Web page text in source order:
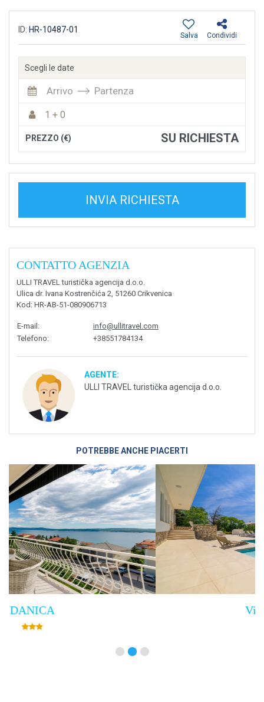
ID: HR-10487-01
Condividi
Salva
Scegli le date
Arrivo Partenza
1 + 0
PREZZO (€) SU RICHIESTA
INVIA RICHIESTA
CONTATTO AGENZIA
ULLI TRAVEL turistička agencija d.o.o.
Ulica dr. Ivana Kostrenčića 2, 51260 Crikvenica
Kod : HR-AB-51-080906713
E-mail :
info@ullitravel.com
Telefono: +38551784134
AGENTE:
ULLI TRAVEL turistička agencija d.o.o.
POTREBBE ANCHE PIACERTI